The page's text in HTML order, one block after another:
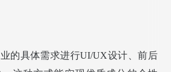
的具体需求进行UI/UX设计、前后